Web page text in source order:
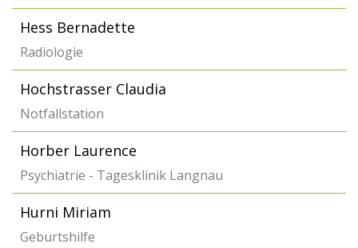
Hess Bernadette
Radiologie
Hochstrasser Claudia
Notfallstation
Horber Laurence
Psychiatrie - Tagesklinik Langnau
Hurni Miriam
Geburtshilfe